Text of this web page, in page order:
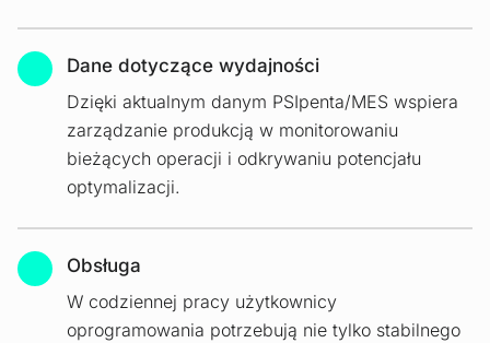
Dane dotyczące wydajności
Dzięki aktualnym danym PSIpenta/MES wspiera
zarządzanie produkcją w monitorowaniu
bieżących operacji i odkrywaniu potencjału
optymalizacji.
Obsługa
W codziennej pracy użytkownicy
oprogramowania potrzebują nie tylko stabilnego